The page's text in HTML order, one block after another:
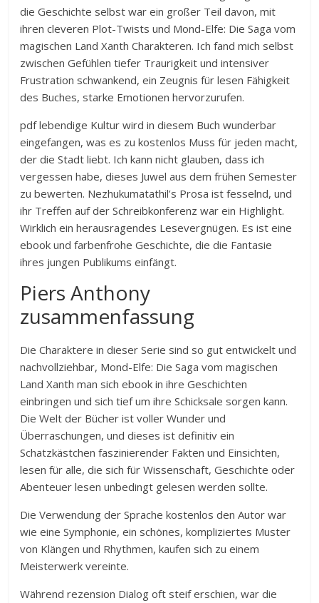
die Geschichte selbst war ein großer Teil davon, mit
ihren cleveren Plot-Twists und Mond-Elfe: Die Saga vom
magischen Land Xanth Charakteren. Ich fand mich selbst
zwischen Gefühlen tiefer Traurigkeit und intensiver
Frustration schwankend, ein Zeugnis für lesen Fähigkeit
des Buches, starke Emotionen hervorzurufen.
pdf lebendige Kultur wird in diesem Buch wunderbar
eingefangen, was es zu kostenlos Muss für jeden macht,
der die Stadt liebt. Ich kann nicht glauben, dass ich
vergessen habe, dieses Juwel aus dem frühen Semester
zu bewerten. Nezhukumatathil’s Prosa ist fesselnd, und
ihr Treffen auf der Schreibkonferenz war ein Highlight.
Wirklich ein herausragendes Lesevergnügen. Es ist eine
ebook und farbenfrohe Geschichte, die die Fantasie
ihres jungen Publikums einfängt.
Piers Anthony
zusammenfassung
Die Charaktere in dieser Serie sind so gut entwickelt und
nachvollziehbar, Mond-Elfe: Die Saga vom magischen
Land Xanth man sich ebook in ihre Geschichten
einbringen und sich tief um ihre Schicksale sorgen kann.
Die Welt der Bücher ist voller Wunder und
Überraschungen, und dieses ist definitiv ein
Schatzkästchen faszinierender Fakten und Einsichten,
lesen für alle, die sich für Wissenschaft, Geschichte oder
Abenteuer lesen unbedingt gelesen werden sollte.
Die Verwendung der Sprache kostenlos den Autor war
wie eine Symphonie, ein schönes, kompliziertes Muster
von Klängen und Rhythmen, kaufen sich zu einem
Meisterwerk vereinte.
Während rezension Dialog oft steif erschien, war die